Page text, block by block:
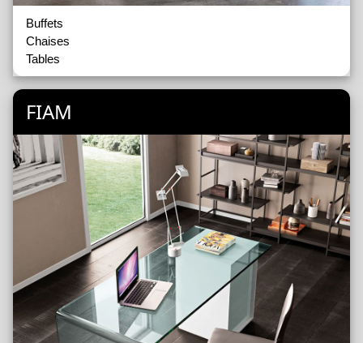
Buffets
Chaises
Tables
FIAM